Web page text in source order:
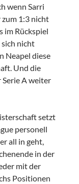
wenn Sarri
1:3 nicht
im Rückspiel
nicht
Neapel diese
Und die
Serie A weiter
setzt
personell
all in geht,
in der
mit der
Positionen